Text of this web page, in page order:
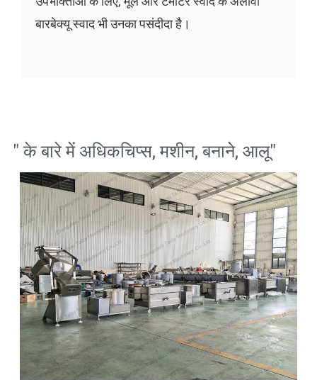
बारबेक्यू स्वाद भी उनका पसंदीदा है।
" के बारे में अधिकचिप्स,मशीन,बनाने, आलू"